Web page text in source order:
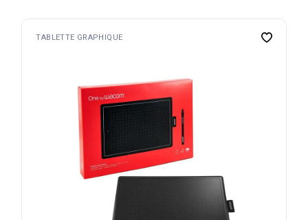
TABLETTE GRAPHIQUE